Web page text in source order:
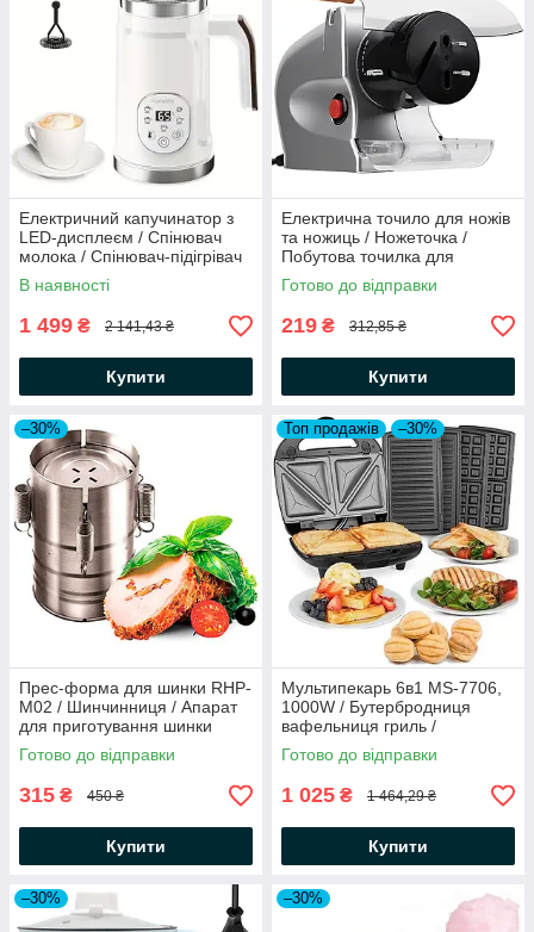
Електричний капучинатор з
LED-дисплеєм / Спінювач
молока / Спінювач-підігрівач
молока / Модуль для
збивання молока
В наявності
1 499 ₴ 2 141,43 ₴
Купити
Електрична точило для ножів
та ножиць / Ножеточка /
Побутова точилка для
ножиць і ножів
Готово до відправки
219 ₴ 312,85 ₴
Купити
–30%
Прес-форма для шинки RHP-
M02 / Шинчинниця / Апарат
для приготування шинки
Готово до відправки
315 ₴ 450 ₴
Купити
Топ продажів –30%
Мультипекарь 6в1 MS-7706,
1000W / Бутербродниця
вафельниця гриль /
Мультимейкер сендвічниця /
Ліщина
Готово до відправки
1 025 ₴ 1 464,29 ₴
Купити
–30% –30%